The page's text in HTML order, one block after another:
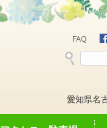
FAQ
愛知県名